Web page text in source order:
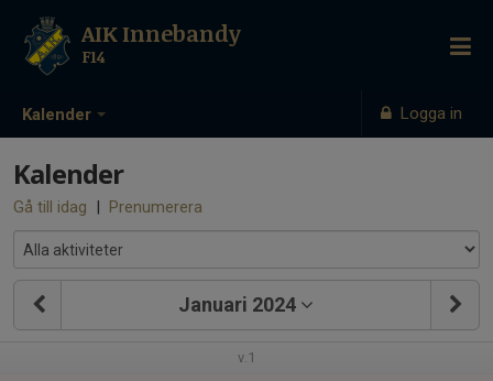
Kalender Logga in
AIK Innebandy
F14
Kalender
Gå till idag | Prenumerera
Januari 2024
v.1